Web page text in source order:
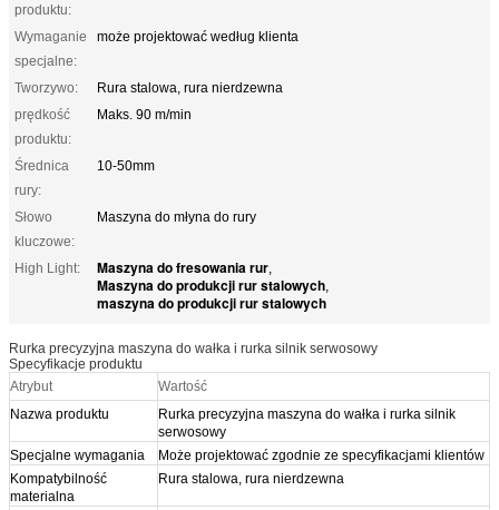
produktu:
Wymaganie
specjalne:
może projektować według klienta
Tworzywo:
Rura stalowa, rura nierdzewna
prędkość
produktu:
Maks. 90 m/min
Średnica
rury:
10-50mm
Słowo
kluczowe:
Maszyna do młyna do rury
High Light: Maszyna do fresowania rur,
Maszyna do produkcji rur stalowych,
maszyna do produkcji rur stalowych
Rurka precyzyjna maszyna do wałka i rurka silnik serwosowy
Specyfikacje produktu
Atrybut
Wartość
Nazwa produktu
Rurka precyzyjna maszyna do wałka i rurka silnik
serwosowy
Specjalne wymagania
Może projektować zgodnie ze specyfikacjami klientów
Kompatybilność
materialna
Rura stalowa, rura nierdzewna